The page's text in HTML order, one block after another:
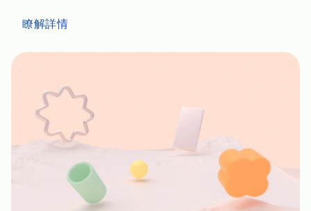
瞭解詳情